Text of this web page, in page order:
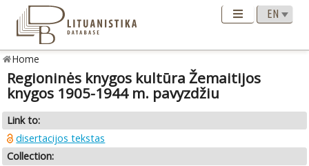
Home
Regioninės knygos kultūra Žemaitijos
knygos 1905-1944 m. pavyzdžiu
Link to:
disertacijos tekstas
Collection: